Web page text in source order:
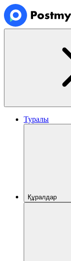
Туралы
Құралдар